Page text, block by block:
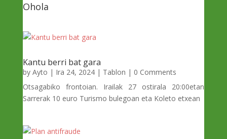
Ohola
Kantu berri bat gara
by Ayto | Ira 24, 2024| Tablon | 0 Comments
Otsagabiko frontoian. Irailak 27 ostirala 20:00etan
Sarrerak 10 euro Turismo bulegoan eta Koleto etxean